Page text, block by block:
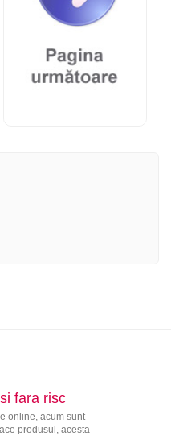
fara risc
online, acum sunt
produsul, acesta